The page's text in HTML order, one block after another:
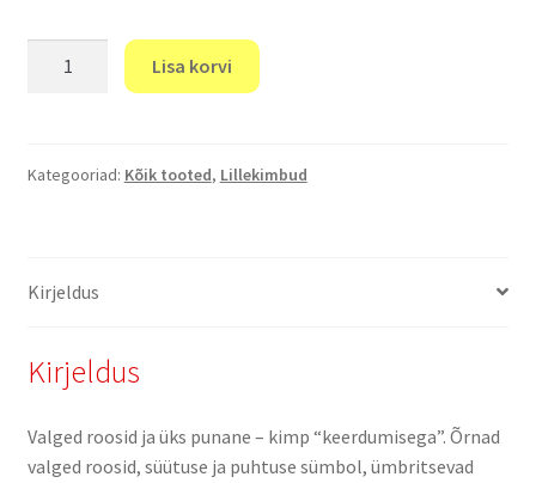
Lisa korvi
Kategooriad: Kõik tooted, Lillekimbud
Kirjeldus
Kirjeldus
Valged roosid ja üks punane – kimp “keerdumisega”. Õrnad
valged roosid, süütuse ja puhtuse sümbol, ümbritsevad